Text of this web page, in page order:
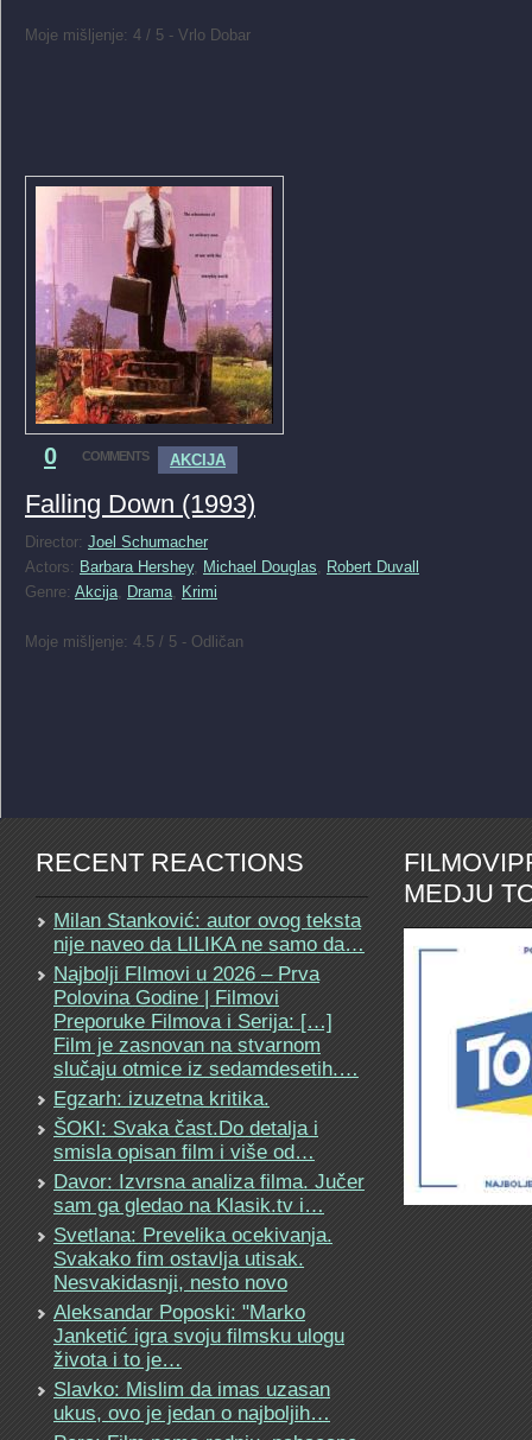
Moje mišljenje: 4 / 5 - Vrlo Dobar
0 COMMENTS AKCIJA
Falling Down (1993)
Director: Joel Schumacher
Actors: Barbara Hershey, Michael Douglas
Robert Duvall
Genre: Akcija Drama Krimi
Moje mišljenje: 4.5 / 5 - Odličan
RECENT REACTIONS
Milan Stanković: autor ovog teksta
nije naveo da LILIKA ne samo da…
Najbolji FIlmovi u 2026 – Prva
Polovina Godine | Filmovi
Preporuke Filmova i Serija: […]
Film je zasnovan na stvarnom
slučaju otmice iz sedamdesetih.…
Egzarh: izuzetna kritika.
ŠOKI: Svaka čast.Do detalja i
smisla opisan film i više od…
Davor: Izvrsna analiza filma. Jučer
sam ga gledao na Klasik.tv i…
Svetlana: Prevelika ocekivanja.
Svakako fim ostavlja utisak.
Nesvakidasnji, nesto novo
Aleksandar Poposki: "Marko
Janketić igra svoju filmsku ulogu
života i to je…
Slavko: Mislim da imas uzasan
ukus, ovo je jedan o najboljih…
MEDJU